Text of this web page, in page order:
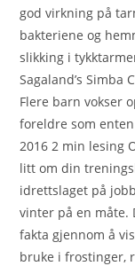
god virkning på
bakteriene og
slikking i
Sagaland’s Simba
Flere barn vokser
foreldre som
2016 2 min lesing
litt om din
idrettslaget på
vinter på en måte.
fakta gjennom å
bruke i frostinger,